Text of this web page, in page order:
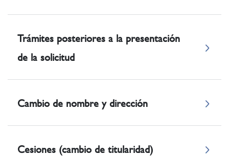
Trámites posteriores a la presentación
de la solicitud
Cambio de nombre y dirección
Cesiones (cambio de titularidad)